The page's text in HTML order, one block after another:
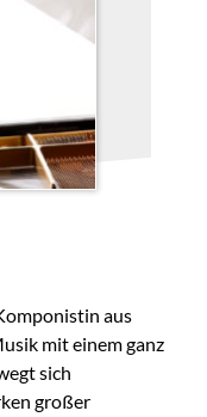
aus
mit einem ganz
sich
großer